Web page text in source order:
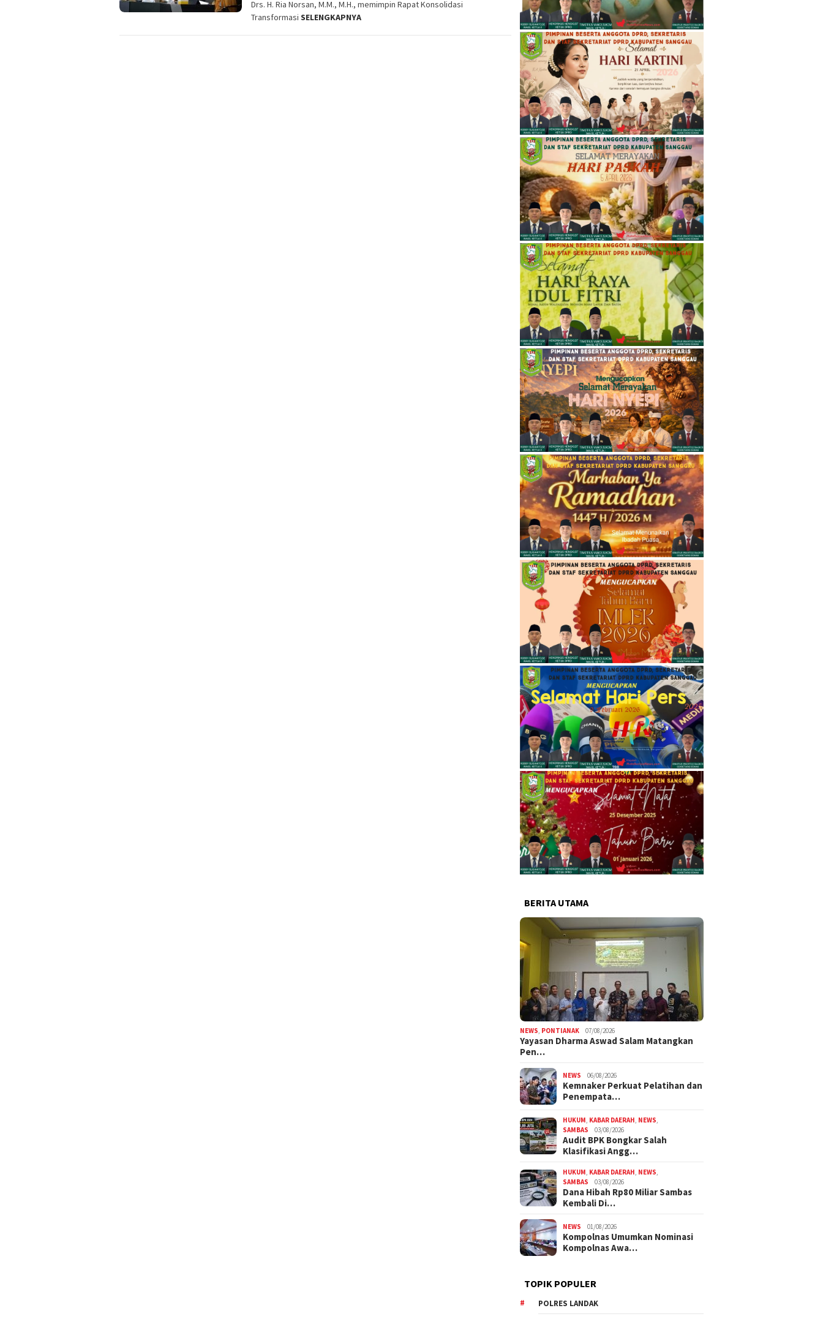
Drs. H. Ria Norsan, M.M., M.H., memimpin Rapat Konsolidasi
Transformasi SELENGKAPNYA
BERITA UTAMA
NEWS PONTIANAK 07/08/2026
Yayasan Dharma Aswad Salam Matangkan
Pen…
NEWS 06/08/2026
Kemnaker Perkuat Pelatihan dan
Penempata…
HUKUM KABAR DAERAH NEWS
SAMBAS
03/08/2026
Audit BPK Bongkar Salah
Klasifikasi Angg…
HUKUM KABAR DAERAH NEWS
SAMBAS
03/08/2026
Dana Hibah Rp80 Miliar Sambas
Kembali Di…
NEWS 01/08/2026
Kompolnas Umumkan Nominasi
Kompolnas Awa…
TOPIK POPULER
POLRES LANDAK